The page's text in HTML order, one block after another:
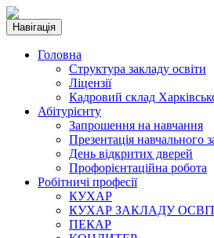
Навігація
Головна
Структура закладу освіти
Ліцензії
Кадровий склад
Абітурієнту
Запрошення на навчання
Презентація навчального
День відкритих дверей
Профорієнтаційна робота
Робітничі професії
КУХАР
КУХАР ЗАКЛАДУ
ПЕКАР